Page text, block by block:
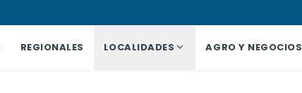
REGIONALES LOCALIDADES AGRO Y NEGOCIOS